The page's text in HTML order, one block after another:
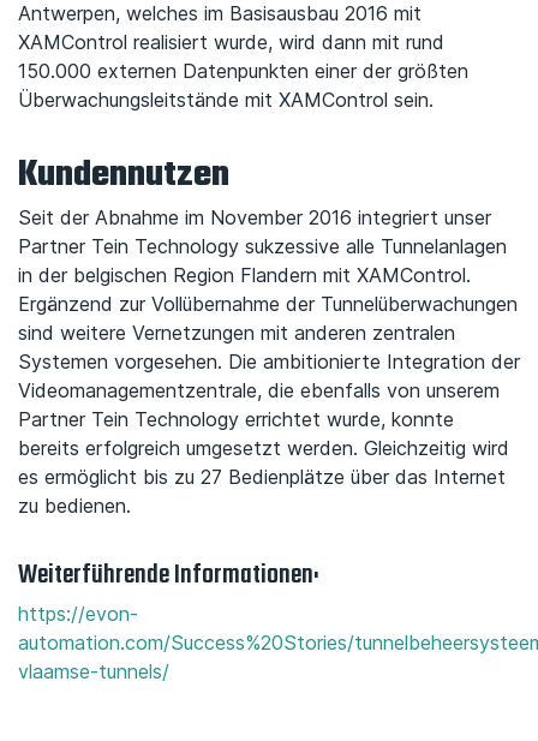
Antwerpen, welches im Basisausbau 2016 mit
XAMControl realisiert wurde, wird dann mit rund
150.000 externen Datenpunkten einer der größten
Überwachungsleitstände mit XAMControl sein.
Kundennutzen
Seit der Abnahme im November 2016 integriert unser
Partner Tein Technology sukzessive alle Tunnelanlagen
in der belgischen Region Flandern mit XAMControl.
Ergänzend zur Vollübernahme der Tunnelüberwachungen
sind weitere Vernetzungen mit anderen zentralen
Systemen vorgesehen. Die ambitionierte Integration der
Videomanagementzentrale, die ebenfalls von unserem
Partner Tein Technology errichtet wurde, konnte
bereits erfolgreich umgesetzt werden. Gleichzeitig wird
es ermöglicht bis zu 27 Bedienplätze über das Internet
zu bedienen.
Weiterführende Informationen:
https://evon-
automation.com/Success%20Stories/
vlaamse-tunnels/